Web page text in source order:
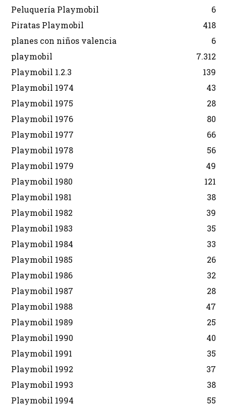
Peluquería Playmobil
6
Piratas Playmobil
418
planes con niños valencia
6
playmobil
7.312
Playmobil 1.2.3
139
Playmobil 1974
43
Playmobil 1975
28
Playmobil 1976
80
Playmobil 1977
66
Playmobil 1978
56
Playmobil 1979
49
Playmobil 1980
121
Playmobil 1981
38
Playmobil 1982
39
Playmobil 1983
35
Playmobil 1984
33
Playmobil 1985
26
Playmobil 1986
32
Playmobil 1987
28
Playmobil 1988
47
Playmobil 1989
25
Playmobil 1990
40
Playmobil 1991
35
Playmobil 1992
37
Playmobil 1993
38
Playmobil 1994
55